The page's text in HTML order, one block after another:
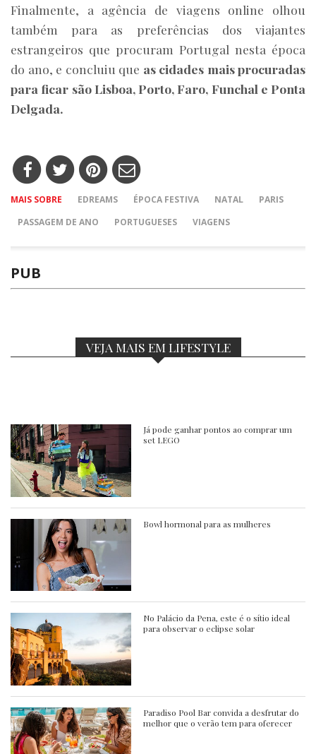
Finalmente, a agência de viagens online olhou
também para as preferências dos viajantes
estrangeiros que procuram Portugal nesta época
do ano, e concluiu que as cidades mais procuradas
para ficar são Lisboa, Porto, Faro, Funchal e Ponta
Delgada.
MAIS SOBRE EDREAMS ÉPOCA FESTIVA NATAL
PARIS
PASSAGEM DE ANO
PORTUGUESES VIAGENS
PUB
VEJA MAIS EM LIFESTYLE
Já pode ganhar pontos ao comprar um
set LEGO
Bowl hormonal para as mulheres
No Palácio da Pena, este é o sítio ideal
para observar o eclipse solar
Paradiso Pool Bar convida a desfrutar do
melhor que o verão tem para oferecer